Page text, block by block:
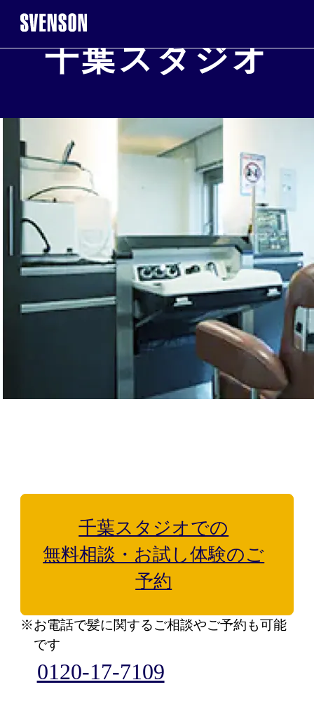
まずは無料相談を。お気軽にご来店くだ
無料相談・お
※お電話で髪に関するご相談やご予約も可能です
0120-17-7109
2回目以降のご来店について
ご契
WEB
はじめての方へ
製品・サービスから探す
ウィッグ・サービス
カット/ケア/コーティング・サービス
千葉スタジオ
千葉スタジオでの
無料相談・お試し体験のご
予約
※お電話で髪に関するご相談やご予約も可能
です
0120-17-7109